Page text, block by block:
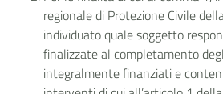
regionale di Protezione Civile
individuato quale soggetto
finalizzate al completamento
integralmente finanziati e